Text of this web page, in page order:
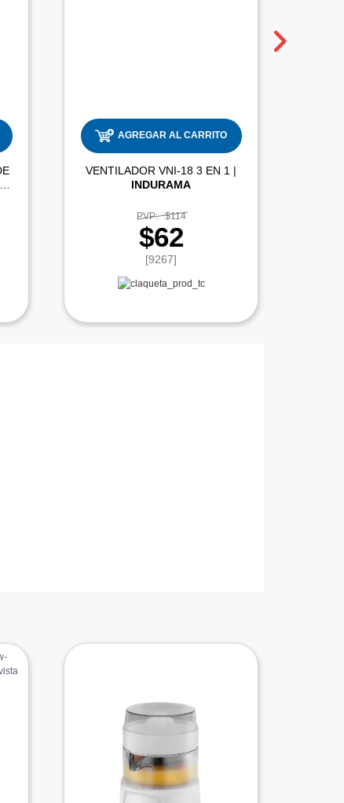
AGREGAR AL CARRITO
VENTILADOR VNI-18 3 EN 1 |
INDURAMA
PVP: $114
$62
[9267]